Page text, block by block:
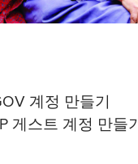
계정 만들기
게스트 계정 만들기